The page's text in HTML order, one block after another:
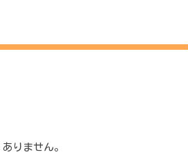
りません。